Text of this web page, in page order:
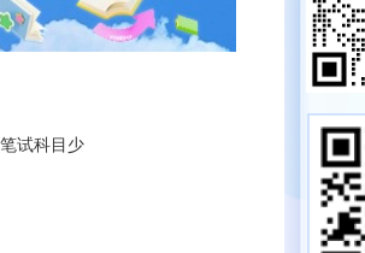
试科目少